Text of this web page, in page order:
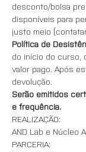
desconto/bolsa
disponíveis para
justo meio
Política de
do início do curso,
valor pago. Após
devolução.
Serão emitidos
e frequência.
REALIZAÇÃO:
AND Lab e Núcleo
PARCERIA: